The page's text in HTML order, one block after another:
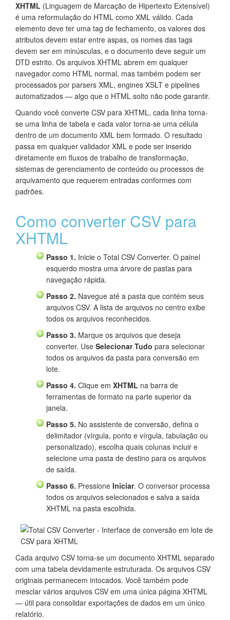
XHTML (Linguagem de Marcação de Hipertexto Extensível)
é uma reformulação do HTML como XML válido. Cada
elemento deve ter uma tag de fechamento, os valores dos
atributos devem estar entre aspas, os nomes das tags
devem ser em minúsculas, e o documento deve seguir um
DTD estrito. Os arquivos XHTML abrem em qualquer
navegador como HTML normal, mas também podem ser
processados por parsers XML, engines XSLT e pipelines
automatizados — algo que o HTML solto não pode garantir.
Quando você converte CSV para XHTML, cada linha torna-
se uma linha de tabela e cada valor torna-se uma célula
dentro de um documento XML bem formado. O resultado
passa em qualquer validador XML e pode ser inserido
diretamente em fluxos de trabalho de transformação,
sistemas de gerenciamento de conteúdo ou processos de
arquivamento que requerem entradas conformes com
padrões.
Como converter CSV para
XHTML
Passo 1. Inicie o Total CSV Converter. O painel
esquerdo mostra uma árvore de pastas para
navegação rápida.
Passo 2. Navegue até a pasta que contém seus
arquivos CSV. A lista de arquivos no centro exibe
todos os arquivos reconhecidos.
Passo 3. Marque os arquivos que deseja
converter. Use Selecionar Tudo para selecionar
todos os arquivos da pasta para conversão em
lote.
Passo 4. Clique em XHTML na barra de
ferramentas de formato na parte superior da
janela.
Passo 5. No assistente de conversão, defina o
delimitador (vírgula, ponto e vírgula, tabulação ou
personalizado), escolha quais colunas incluir e
selecione uma pasta de destino para os arquivos
de saída.
Passo 6. Pressione Iniciar. O conversor processa
todos os arquivos selecionados e salva a saída
XHTML na pasta escolhida.
Cada arquivo CSV torna-se um documento XHTML separado
com uma tabela devidamente estruturada. Os arquivos CSV
originais permanecem intocados. Você também pode
mesclar vários arquivos CSV em uma única página XHTML
— útil para consolidar exportações de dados em um único
relatório.